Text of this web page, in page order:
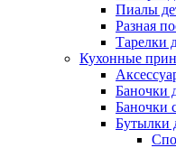
Пиалы
Разная
Тарелки
Кухонные
Баночки
Баночки
Бутылки